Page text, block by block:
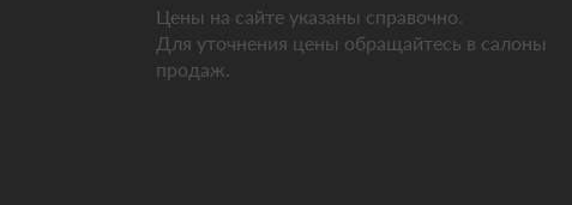
Цены на сайте указаны справочно.
Для уточнения цены обращайтесь в салоны
продаж.